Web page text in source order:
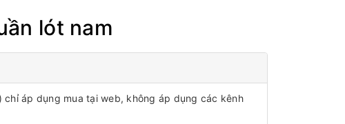
lót nam
chỉ áp dụng mua tại web, không áp dụng các kênh